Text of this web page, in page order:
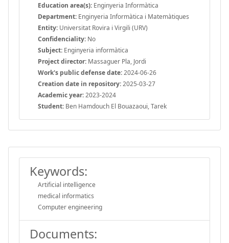
Education area(s): Enginyeria Informàtica
Department: Enginyeria Informàtica i Matemàtiques
Entity: Universitat Rovira i Virgili (URV)
Confidenciality: No
Subject: Enginyeria informàtica
Project director: Massaguer Pla, Jordi
Work's public defense date:2024-06-26
Creation date in repository:2025-03-27
Academic year:2023-2024
Student: Ben Hamdouch El Bouazaoui, Tarek
Keywords:
Artificial intelligence
medical informatics
Computer engineering
Documents: